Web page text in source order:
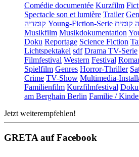
Comédie documentée Kurzfilm
Spectacle son et lumière Trailer
קומדיה Young-Fiction-Serie קומית
Musikfilm Musikdokumentation
Doku Reportage Science Fiction
Lichtspektakel sdf Drama TV-Serie
Filmfestival Western Festival
Spielfilm Genres Horror-Thriller
Crime TV-Show Multimedia-
Familienfilm Kurzfilmfestival
am Berghain Berlin Familie /
Jetzt weiterempfehlen!
GRETA auf Facebook